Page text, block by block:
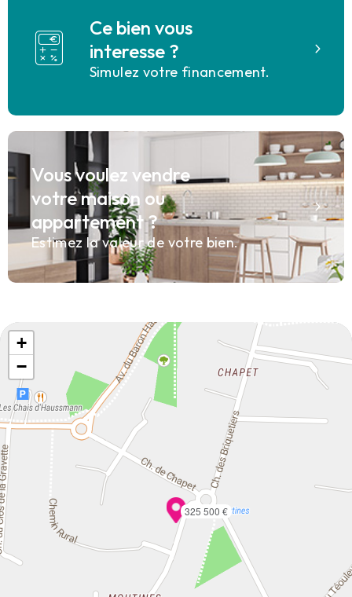
Ce bien vous
interesse ?
Simulez votre financement.
Vous voulez vendre
votre maison ou
appartement ?
Estimez la valeur de votre bien.
325 500 €
+
−